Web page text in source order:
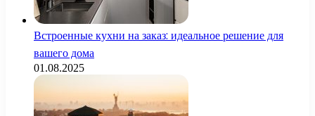
Встроенные кухни на заказ: идеальное решение для
вашего дома
01.08.2025